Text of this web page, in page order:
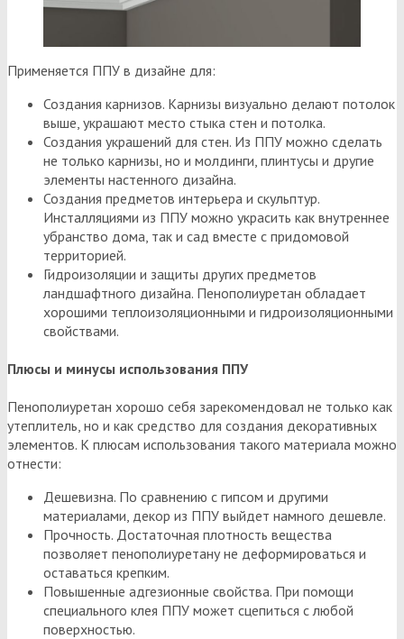
Применяется ППУ в дизайне для:
Создания карнизов. Карнизы визуально делают потолок
выше, украшают место стыка стен и потолка.
Создания украшений для стен. Из ППУ можно сделать
не только карнизы, но и молдинги, плинтусы и другие
элементы настенного дизайна.
Создания предметов интерьера и скульптур.
Инсталляциями из ППУ можно украсить как внутреннее
убранство дома, так и сад вместе с придомовой
территорией.
Гидроизоляции и защиты других предметов
ландшафтного дизайна. Пенополиуретан обладает
хорошими теплоизоляционными и гидроизоляционными
свойствами.
Плюсы и минусы использования ППУ
Пенополиуретан хорошо себя зарекомендовал не только как
утеплитель, но и как средство для создания декоративных
элементов. К плюсам использования такого материала можно
отнести:
Дешевизна. По сравнению с гипсом и другими
материалами, декор из ППУ выйдет намного дешевле.
Прочность. Достаточная плотность вещества
позволяет пенополиуретану не деформироваться и
оставаться крепким.
Повышенные адгезионные свойства. При помощи
специального клея ППУ может сцепиться с любой
поверхностью.